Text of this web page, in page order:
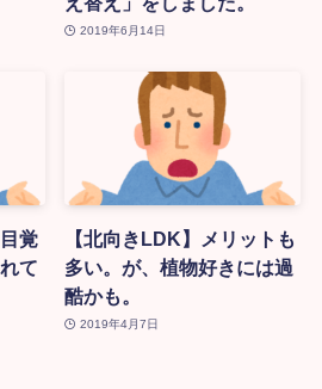
2019年6月14日
覚
て
【北向きLDK】メリットも
多い。が、植物好きには過
酷かも。
2019年4月7日